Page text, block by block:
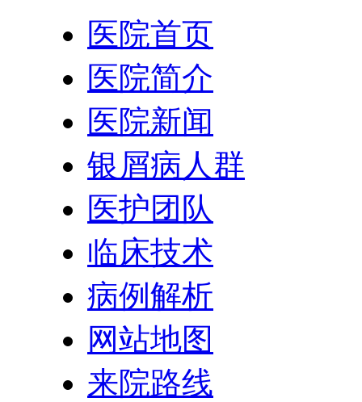
医院首页
医院简介
医院新闻
银屑病人群
医护团队
临床技术
病例解析
网站地图
来院路线